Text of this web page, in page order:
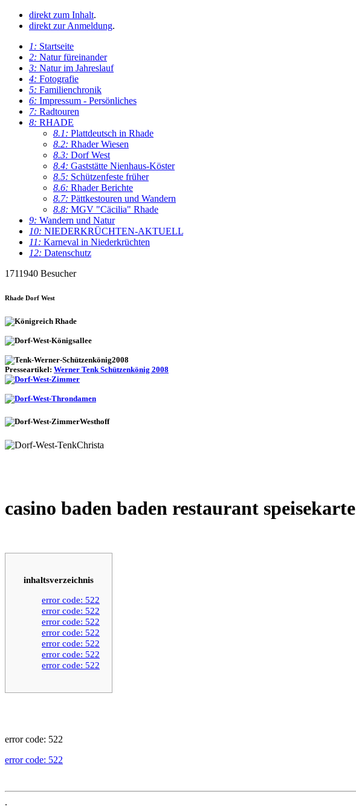
direkt zum Inhalt.
direkt zur Anmeldung.
1: Startseite
2: Natur füreinander
3: Natur im Jahreslauf
4: Fotografie
5: Familienchronik
6: Impressum - Persönliches
7: Radtouren
8: RHADE
8.1: Plattdeutsch in Rhade
8.2: Rhader Wiesen
8.3: Dorf West
8.4: Gaststätte Nienhaus-Köster
8.5: Schützenfeste früher
8.6: Rhader Berichte
8.7: Pättkestouren und Wandern
8.8: MGV "Cäcilia" Rhade
9: Wandern und Natur
10: NIEDERKRÜCHTEN-AKTUELL
11: Karneval in Niederkrüchten
12: Datenschutz
1711940 Besucher
Rhade Dorf West
Presseartikel: Werner Tenk Schützenkönig 2008
casino baden baden restaurant speisekarte
inhaltsverzeichnis
error code: 522
error code: 522
error code: 522
error code: 522
error code: 522
error code: 522
error code: 522
error code: 522
error code: 522
.